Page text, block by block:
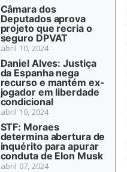
Câmara dos
Deputados aprova
projeto que recria o
seguro DPVAT
abril 10, 2024
Daniel Alves: Justiça
da Espanha nega
recurso e mantém ex-
jogador em liberdade
condicional
abril 10, 2024
STF: Moraes
determina abertura de
inquérito para apurar
conduta de Elon Musk
abril 07, 2024